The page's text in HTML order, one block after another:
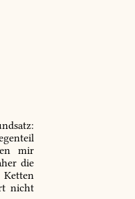
mir
die
nicht